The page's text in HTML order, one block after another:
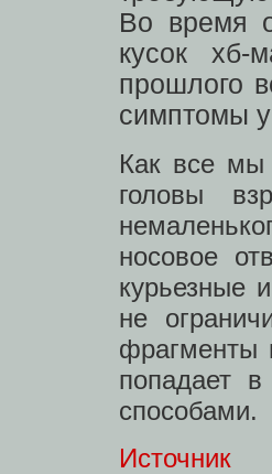
Во время
кусок хб-
прошлого
симптомы
Как все мы
головы
носовое
курьезные
не
фрагменты
попадает
способами.
Источник